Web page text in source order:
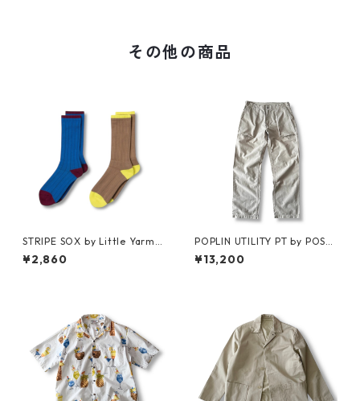
その他の商品
STRIPE SOX by Little Yarmo
uth
¥2,860
POPLIN UTILITY PT by POST
OʼALLS
¥13,200